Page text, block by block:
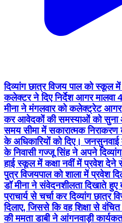
दिव्यांग छात्र विजय पाल को स्कूल
कलेक्टर ने दिए निर्देश आगर
मीना ने मंगलवार को कलेक्ट्रेट
कर आवेदकों की समस्याओं को सुना
समय सीमा में सकारात्मक निराकरण
के अधिकारियों को दिए।
के निवासी गज्जू सिंह ने अपने
हाई स्कूल में कक्षा नवीं में प्रवेश देने से
पुत्र विजयपाल को शाला में प्रवेश
डॉ मीना ने संवेदनशीलता दिखाते हुए
प्राचार्य से चर्चा कर दिव्यांग छात्र
दिलाए, जिससे कि वह शिक्षा से
की ममता डाबी ने आंगनवाड़ी